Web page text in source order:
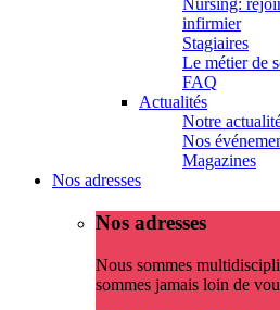
Nursing:
infirmier
Stagiaires
Le métier de
FAQ
Actualités
Notre
Nos
Magazines
Nos adresses
Nos adresses
Nous sommes
sommes jamais loin de